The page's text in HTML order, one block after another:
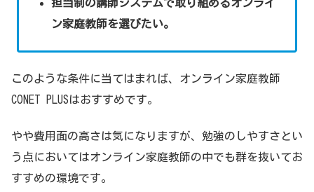
担当制の講師システムで取り組めるオンライ
ン家庭教師を選びたい。
このような条件に当てはまれば、オンライン家庭教師
CONET PLUSはおすすめです。
やや費用面の高さは気になりますが、勉強のしやすさとい
う点においてはオンライン家庭教師の中でも群を抜いてお
すすめの環境です。